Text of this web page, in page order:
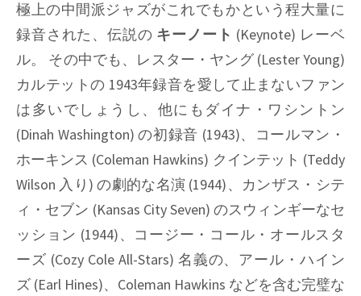
極上の中間派ジャズがこれでもかという程大量に
録音された、伝説の キーノート (Keynote) レーベ
ル。 その中でも、レスター・ヤング (Lester Young)
カルテットの 1943年録音を愛して止まないファン
は多いでしょうし、他にもダイナ・ワシントン
(Dinah Washington) の初録音 (1943)、コールマン・
ホーキンス (Coleman Hawkins) クインテット (Teddy
Wilson 入り) の劇的な名演 (1944)、カンザス・シテ
ィ・セブン (Kansas City Seven) のスウィンギーなセ
ッション (1944)、コージー・コール・オールスタ
ーズ (Cozy Cole All-Stars) 名義の、アール・ハイン
ズ (Earl Hines)、 Coleman Hawkins などを含む完璧な